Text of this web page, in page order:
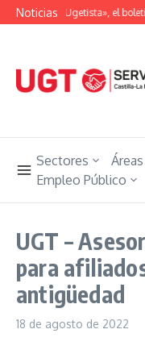
Saltar al contenido
Noticias
«Unión Ugetista», el
Sectores Áreas
Empleo Público
UGT –
para
antigüedad
18 de agosto de 2022